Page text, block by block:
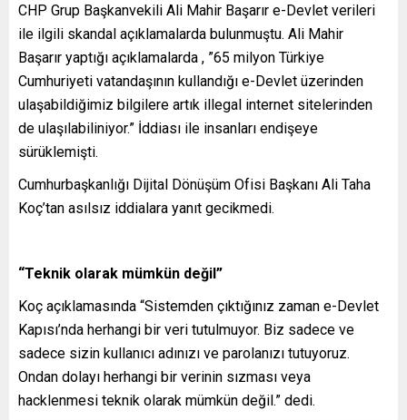
CHP Grup Başkanvekili Ali Mahir Başarır e-Devlet verileri
ile ilgili skandal açıklamalarda bulunmuştu. Ali Mahir
Başarır yaptığı açıklamalarda , ”65 milyon Türkiye
Cumhuriyeti vatandaşının kullandığı e-Devlet üzerinden
ulaşabildiğimiz bilgilere artık illegal internet sitelerinden
de ulaşılabiliniyor.” İddiası ile insanları endişeye
sürüklemişti.
Cumhurbaşkanlığı Dijital Dönüşüm Ofisi Başkanı Ali Taha
Koç’tan asılsız iddialara yanıt gecikmedi.
“Teknik olarak mümkün değil”
Koç açıklamasında “Sistemden çıktığınız zaman e-Devlet
Kapısı’nda herhangi bir veri tutulmuyor. Biz sadece ve
sadece sizin kullanıcı adınızı ve parolanızı tutuyoruz.
Ondan dolayı herhangi bir verinin sızması veya
hacklenmesi teknik olarak mümkün değil.” dedi.